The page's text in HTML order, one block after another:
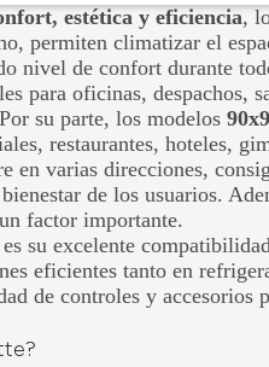
estética y eficiencia,
permiten climatizar el
nivel de confort durante
para oficinas, despachos,
su parte, los modelos
restaurantes, hoteles,
en varias direcciones,
de los usuarios.
factor importante.
su excelente
eficientes tanto en
de controles y accesorios